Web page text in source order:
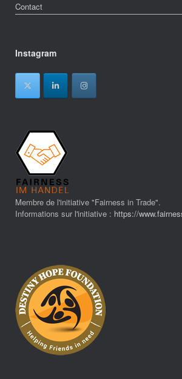
Contact
Instagram
Membre de l'initiative "Fairness in Trade".
Informations sur l'initiative : https://